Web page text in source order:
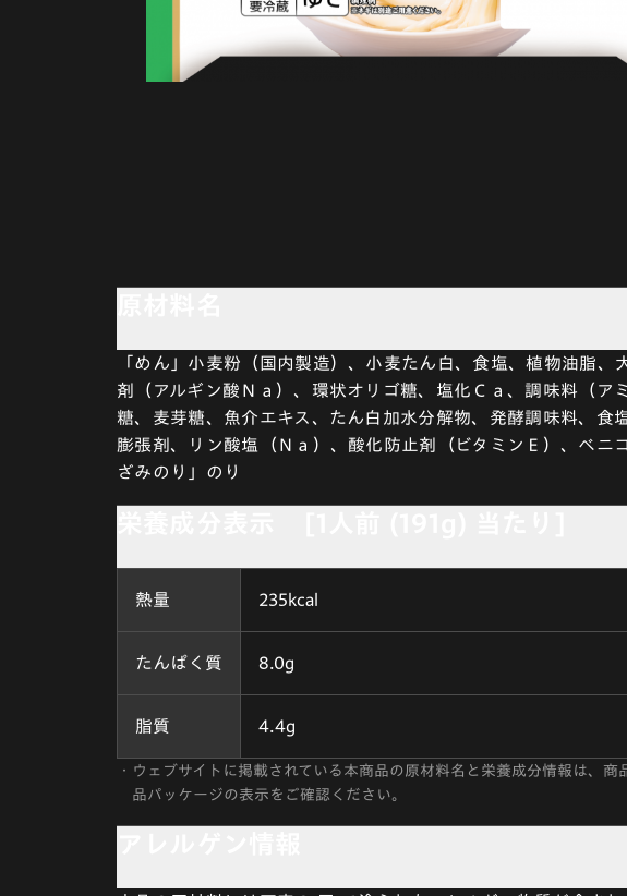
「めん」小麦粉（国内製造）、小麦たん白、食塩、植物油脂
剤（アルギン酸Ｎａ）、環状オリゴ糖、塩化Ｃａ、調味料（
糖、麦芽糖、魚介エキス、たん白加水分解物、発酵調味料、
膨張剤、リン酸塩（Ｎａ）、酸化防止剤（ビタミンＥ）、ベ
ざみのり」のり
熱量 235kcal
たんぱく質 8.0g
脂質 4.4g
・ ウェブサイトに掲載されている本商品の原材料名と栄養成分情報は、
品パッケージの表示をご確認ください。